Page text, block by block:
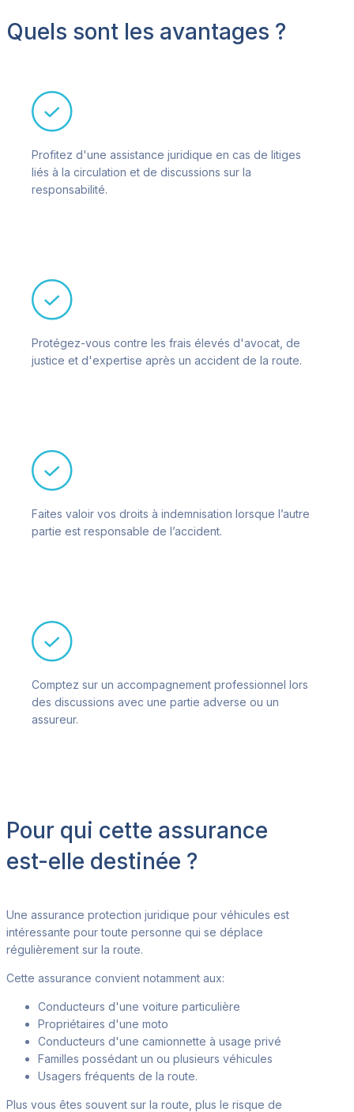
Quels sont les avantages ?
Profitez d'une assistance juridique en cas de litiges
liés à la circulation et de discussions sur la
responsabilité.
Protégez-vous contre les frais élevés d'avocat, de
justice et d'expertise après un accident de la route.
Faites valoir vos droits à indemnisation lorsque l’autre
partie est responsable de l’accident.
Comptez sur un accompagnement professionnel lors
des discussions avec une partie adverse ou un
assureur.
Pour qui cette assurance
est-elle destinée ?
Une assurance protection juridique pour véhicules est
intéressante pour toute personne qui se déplace
régulièrement sur la route.
Cette assurance convient notamment aux:
Conducteurs d'une voiture particulière
Propriétaires d'une moto
Conducteurs d'une camionnette à usage privé
Familles possédant un ou plusieurs véhicules
Usagers fréquents de la route.
Plus vous êtes souvent sur la route, plus le risque de